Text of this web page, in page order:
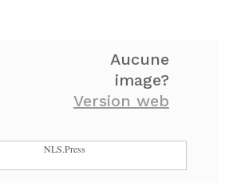
Aucune
image?
Version web